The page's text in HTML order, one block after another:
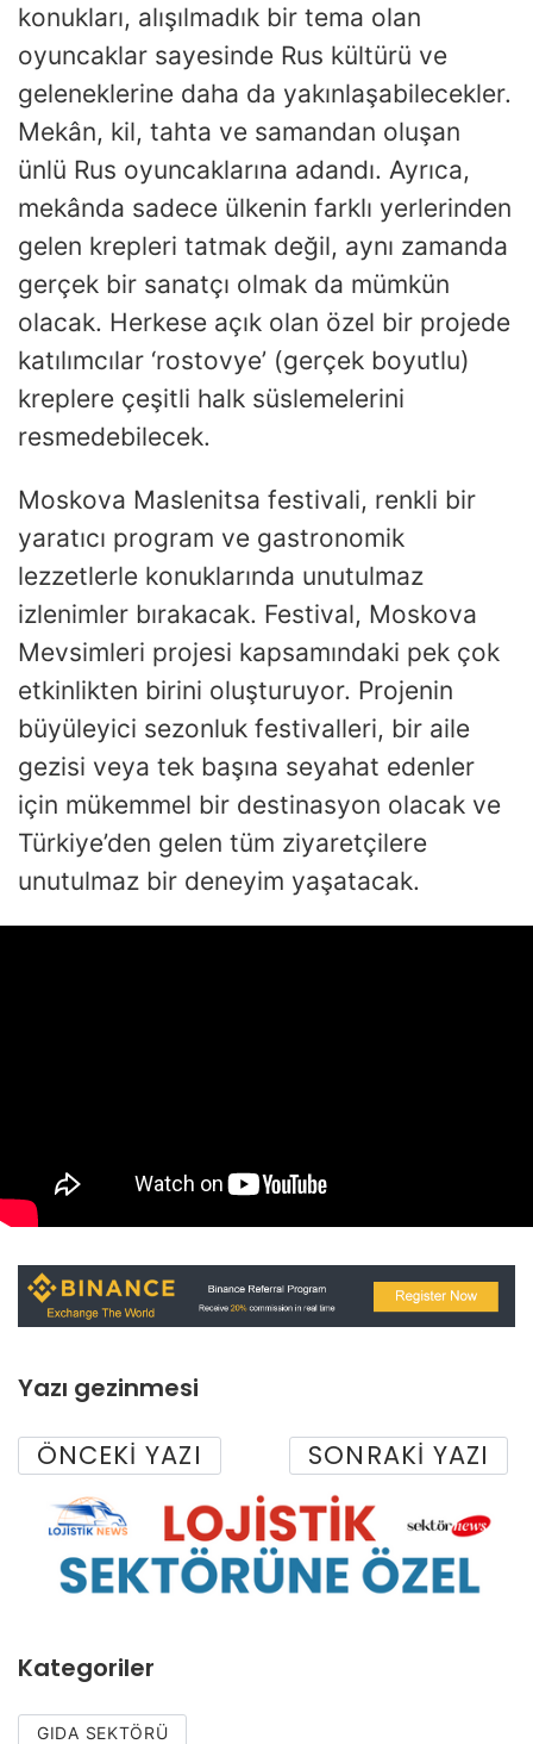
konukları, alışılmadık bir tema olan
oyuncaklar sayesinde Rus kültürü ve
geleneklerine daha da yakınlaşabilecekler.
Mekân, kil, tahta ve samandan oluşan
ünlü Rus oyuncaklarına adandı. Ayrıca,
mekânda sadece ülkenin farklı yerlerinden
gelen krepleri tatmak değil, aynı zamanda
gerçek bir sanatçı olmak da mümkün
olacak. Herkese açık olan özel bir projede
katılımcılar ‘rostovye’ (gerçek boyutlu)
kreplere çeşitli halk süslemelerini
resmedebilecek.
Moskova Maslenitsa festivali, renkli bir
yaratıcı program ve gastronomik
lezzetlerle konuklarında unutulmaz
izlenimler bırakacak. Festival, Moskova
Mevsimleri projesi kapsamındaki pek çok
etkinlikten birini oluşturuyor. Projenin
büyüleyici sezonluk festivalleri, bir aile
gezisi veya tek başına seyahat edenler
için mükemmel bir destinasyon olacak ve
Türkiye’den gelen tüm ziyaretçilere
unutulmaz bir deneyim yaşatacak.
Yazı gezinmesi
ÖNCEKI YAZI SONRAKI YAZI
Kategoriler
GIDA SEKTÖRÜ